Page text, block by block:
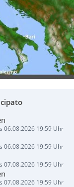
06.08.2026 19:59 Uhr
06.08.2026 19:59 Uhr
07.08.2026 19:59 Uhr
07.08.2026 19:59 Uhr